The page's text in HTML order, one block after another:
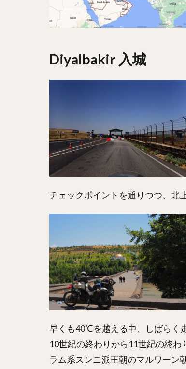
Diyalbakir 入城
チェックポイントを通りつつ、北上
早くも40℃を越える中、しばらく
10世紀の終わりから11世紀の終
ラム系スンニ派王朝のマルワーン